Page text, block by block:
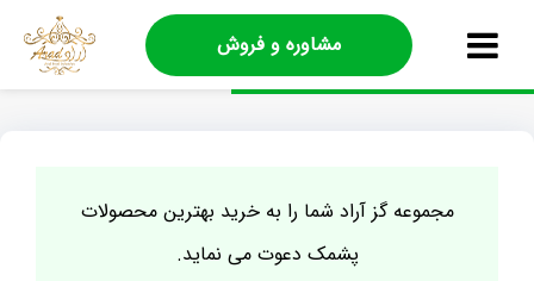
مشاوره و فروش
مجموعه گز آراد شما را به خرید بهترین محصولات
پشمک دعوت می نماید.